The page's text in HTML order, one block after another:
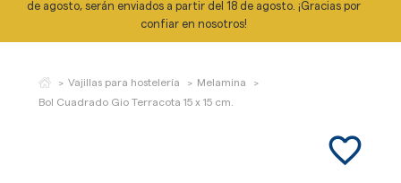
de agosto, serán enviados a partir del 18 de agosto. ¡Gracias por
confiar en nosotros!
Vajillas para hostelería
Melamina
Bol Cuadrado Gio Terracota 15 x 15 cm.
favorite_border